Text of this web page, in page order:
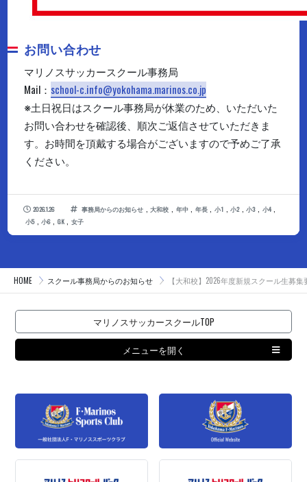
お問い合わせ
マリノスサッカースクール事務局
Mail： school-c.info@yokohama.marinos.co.jp
※土日祝日はスクール事務局が休業のため、いただいた
お問い合わせを確認後、順次ご返信させていただきま
す。お時間を頂戴する場合がございますので予めご了承
ください。
2026.1.26 事務局からのお知らせ , 大和校 , 年中 , 年長 , 小1 , 小2 , 小3 , 小4 ,
小5 小6 GK 女子
HOME スクール事務局からのお知らせ 【大和校】2026年度新規スクール生募集
マリノスサッカースクールTOP
メニューを開く